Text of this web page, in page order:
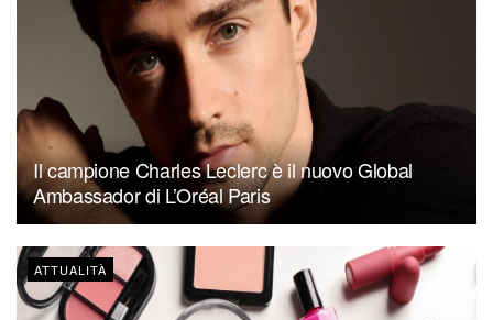
Il campione Charles Leclerc è il nuovo Global
Ambassador di L’Oréal Paris
ATTUALITÀ